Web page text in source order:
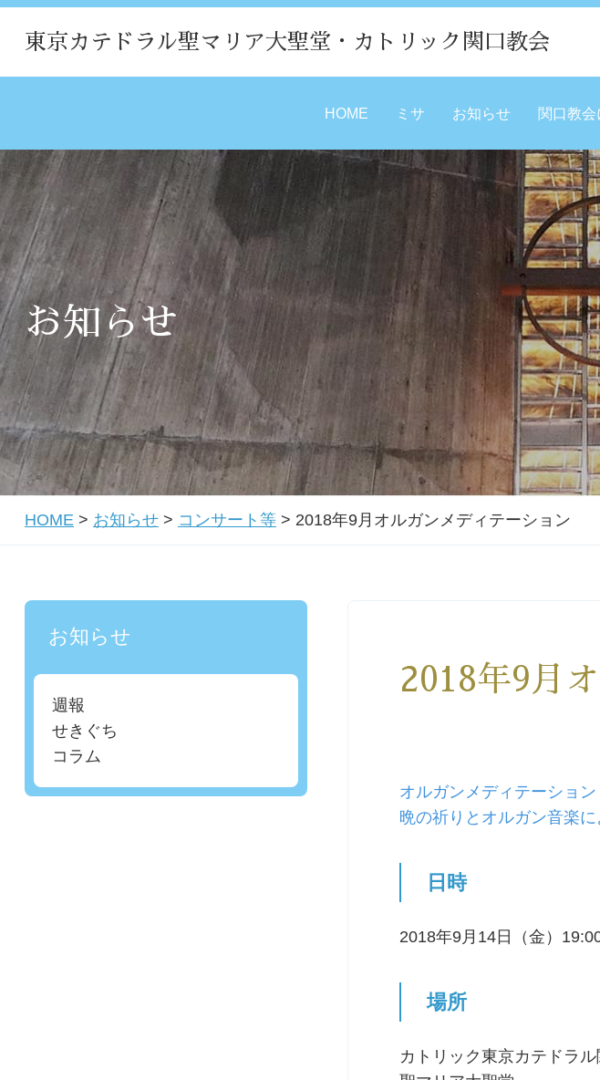
東京カテドラル聖マリア大聖堂・カトリック関口教会
HOME ミサ お知らせ 関口教会
お知らせ
HOME > お知らせ > コンサート等 > 2018年9月オルガンメディテーション
2018年9月
オルガンメディテーション
晩の祈りとオルガン音楽
日時
2018年9月14日（金）
場所
カトリック東京カテドラ
お知らせ
週報
せきぐち
コラム